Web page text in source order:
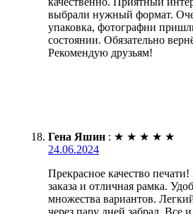
выбрали нужный формат.
упаковка, фотографии
состоянии. Обязательно
Рекомендую друзьям!
Гена Яшин : ★ ★ ★ ★ ★
24.06.2024
Прекрасное качество
заказа и отличная рамка.
множества вариантов.
через пару дней забрал. Все